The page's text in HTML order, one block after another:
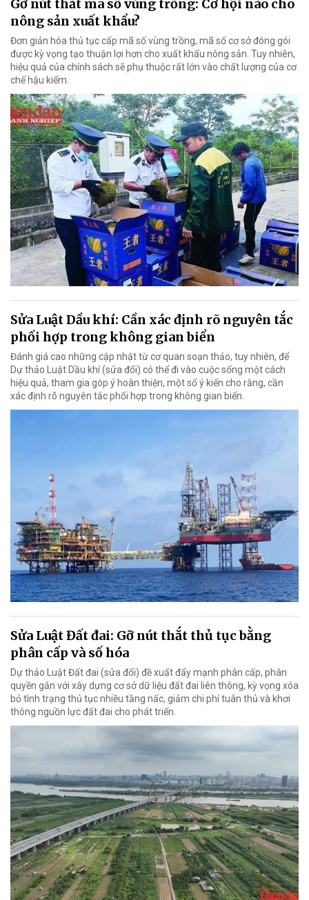
Gỡ nút thắt mã số vùng trồng: Cơ hội nào cho
nông sản xuất khẩu?
Đơn giản hóa thủ tục cấp mã số vùng trồng, mã số cơ sở đóng gói
được kỳ vọng tạo thuận lợi hơn cho xuất khẩu nông sản. Tuy nhiên,
hiệu quả của chính sách sẽ phụ thuộc rất lớn vào chất lượng của cơ
chế hậu kiểm.
Sửa Luật Dầu khí: Cần xác định rõ nguyên tắc
phối hợp trong không gian biển
Đánh giá cao những cập nhật từ cơ quan soạn thảo, tuy nhiên, để
Dự thảo Luật Dầu khí (sửa đổi) có thể đi vào cuộc sống một cách
hiệu quả, tham gia góp ý hoàn thiện, một số ý kiến cho rằng, cần
xác định rõ nguyên tắc phối hợp trong không gian biển.
Sửa Luật Đất đai: Gỡ nút thắt thủ tục bằng
phân cấp và số hóa
Dự thảo Luật Đất đai (sửa đổi) đề xuất đẩy mạnh phân cấp, phân
quyền gắn với xây dựng cơ sở dữ liệu đất đai liên thông, kỳ vọng xóa
bỏ tình trạng thủ tục nhiều tầng nấc, giảm chi phí tuân thủ và khơi
thông nguồn lực đất đai cho phát triển.